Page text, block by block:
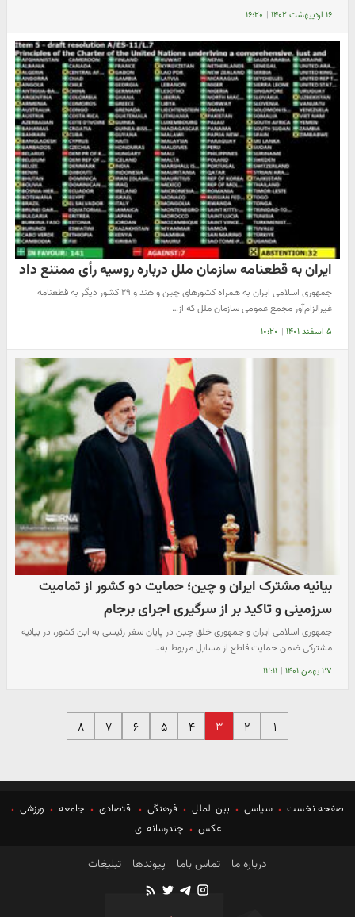
۱۶ اردیبهشت ۱۴۰۲ | ۱۶:۲۰
ایران به قطعنامه سازمان ملل درباره روسیه رأی ممتنع داد
جمهوری اسلامی ایران به همراه کشورهای چین و هند و ۲۹ کشور دیگر به قطعنامه
غیرالزام‌آور مجمع عمومی سازمان ملل که از…
۵ اسفند ۱۴۰۱ | ۱۰:۲۰
بیانیه مشترک ایران و چین؛ حمایت دو کشور از تمامیت
سرزمینی و تاکید بر از سرگیری اجرای برجام
جمهوری اسلامی ایران و جمهوری خلق چین در پایان سفر رئیسی به این کشور، در بیانیه
مشترکی ضمن حمایت قاطع از مسایل مربوط به…
۲۷ بهمن ۱۴۰۱ | ۱۲:۱۱
۱ ۲ ۳ ۴ ۵ ۶ ۷ ۸
صفحه نخست سیاسی بین الملل فرهنگی اقتصادی جامعه
ورزشی
عکس
چندرسانه ای
درباره ما تماس باما پیوندها تبلیغات